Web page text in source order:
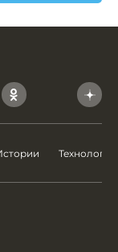
Технологии